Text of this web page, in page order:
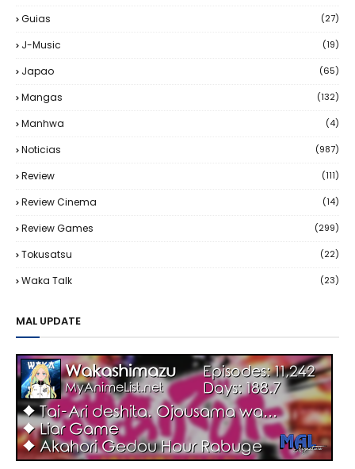
Guias (27)
J-Music (19)
Japao (65)
Mangas (132)
Manhwa (4)
Noticias (987)
Review (111)
Review Cinema (14)
Review Games (299)
Tokusatsu (22)
Waka Talk (23)
MAL UPDATE